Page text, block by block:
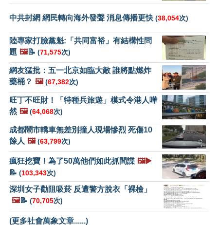
中共封網 網民轉向海外發聲 消息傳播更快 (38,054次)
陸專家打臉黨魁:「共同富裕」有結構性問
題 🖼️📝 (71,575次)
網友猛批：五一北京如臨大敵 誰將點燃炸
藥桶？ 🖼️ (67,382次)
旺丁不旺財！「特種兵旅遊」模式令港人嘩
然 🖼️ (64,068次)
成都鬧市轎車無差別撞人現場慘烈 死傷10
餘人 🖼️ (63,799次)
瘋狂挖寶！為了50萬他們如此抓間諜 🖼️▶️
📝 (103,343次)
深圳女子勸阻吸菸 反遭警方脫衣「裸檢」
🖼️📝 (70,705次)
(更多社會萬象文章......)